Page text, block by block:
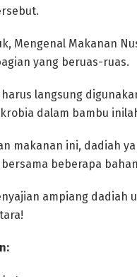
Mengenal Makanan
yang beruas-ruas.
langsung
dalam bambu
makanan ini, dadiah
beberapa
ampiang dadiah